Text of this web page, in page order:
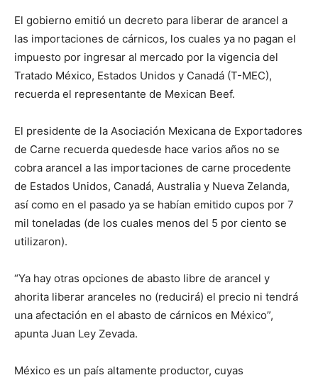
El gobierno emitió un decreto para liberar de arancel a
las importaciones de cárnicos, los cuales ya no pagan el
impuesto por ingresar al mercado por la vigencia del
Tratado México, Estados Unidos y Canadá (T-MEC),
recuerda el representante de Mexican Beef.
El presidente de la Asociación Mexicana de Exportadores
de Carne recuerda quedesde hace varios años no se
cobra arancel a las importaciones de carne procedente
de Estados Unidos, Canadá, Australia y Nueva Zelanda,
así como en el pasado ya se habían emitido cupos por 7
mil toneladas (de los cuales menos del 5 por ciento se
utilizaron).
“Ya hay otras opciones de abasto libre de arancel y
ahorita liberar aranceles no (reducirá) el precio ni tendrá
una afectación en el abasto de cárnicos en México”,
apunta Juan Ley Zevada.
México es un país altamente productor, cuyas